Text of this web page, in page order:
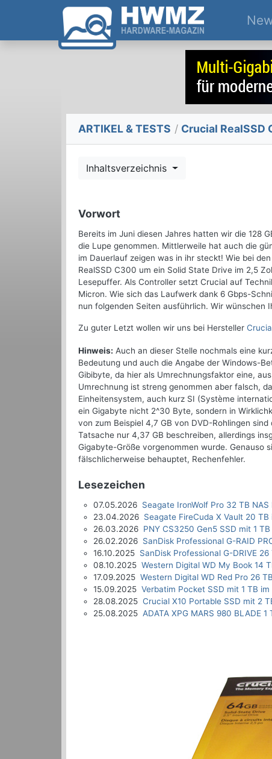
ARTIKEL & TESTS / Crucial RealSSD
Inhaltsverzeichnis
Vorwort
Bereits im Juni diesen Jahres hatten wir die 128
die Lupe genommen. Mittlerweile hat auch die
im Dauerlauf zeigen was in ihr steckt! Wie bei
RealSSD C300 um ein Solid State Drive im 2,5
Lesepuffer. Als Controller setzt Crucial auf
Micron. Wie sich das Laufwerk dank 6 Gbps-
nun folgenden Seiten ausführlich. Wir wünschen
Zu guter Letzt wollen wir uns bei Hersteller
Hinweis: Auch an dieser Stelle nochmals eine
Bedeutung und auch die Angabe der Windows-
Gibibyte, da hier als Umrechnungsfaktor eine,
Umrechnung ist streng genommen aber falsch,
Einheitensystem, auch kurz SI (Système
ein Gigabyte nicht 2^30 Byte, sondern in
von zum Beispiel 4,7 GB von DVD-Rohlingen
Tatsache nur 4,37 GB beschreiben, allerdings
Gigabyte-Größe vorgenommen wurde. Genauso
fälschlicherweise behauptet, Rechenfehler.
Lesezeichen
07.05.2026 Seagate IronWolf Pro 32 TB NAS
23.04.2026 Seagate FireCuda X Vault 20 TB
26.03.2026 PNY CS3250 Gen5 SSD mit 1
26.02.2026 SanDisk Professional G-RAID
16.10.2025 SanDisk Professional G-DRIVE
08.10.2025 Western Digital WD My Book 14
17.09.2025 Western Digital WD Red Pro 26
15.09.2025 Verbatim Pocket SSD mit 1 TB im
28.08.2025 Crucial X10 Portable SSD mit 2
25.08.2025 ADATA XPG MARS 980 BLADE 1